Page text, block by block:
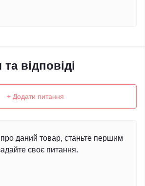
відповіді
+ Додати питання
даний товар, станьте першим
своє питання.